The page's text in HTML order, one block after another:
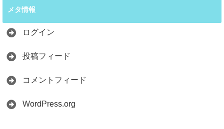
メタ情報
ログイン
投稿フィード
コメントフィード
WordPress.org